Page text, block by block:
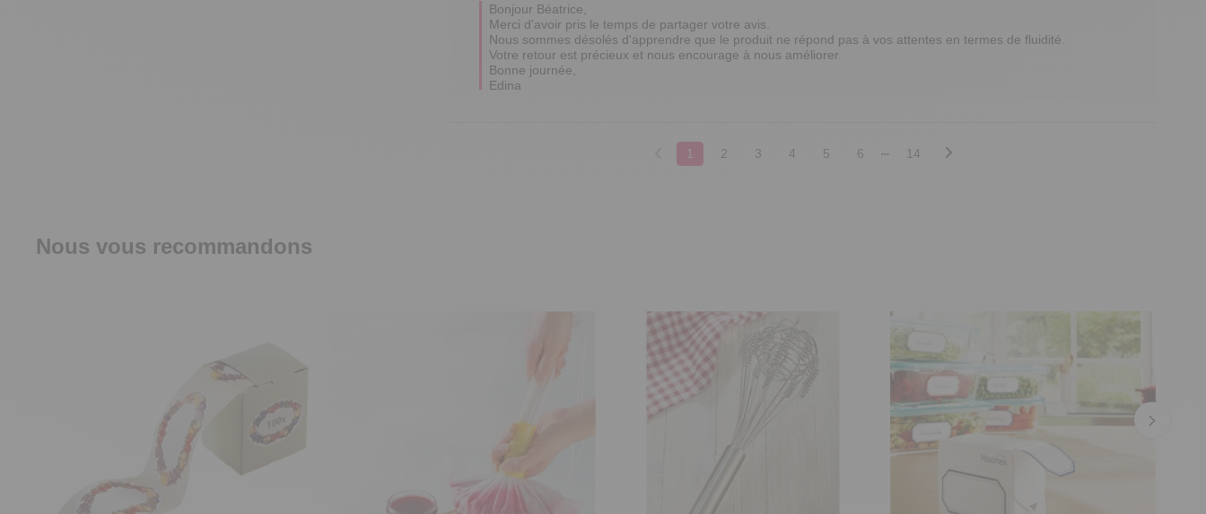
Bonjour Béatrice,
Merci d'avoir pris le temps de partager votre avis.
Nous sommes désolés d'apprendre que le produit ne répond pas à vos attentes en termes de fluidité.
Votre retour est précieux et nous encourage à nous améliorer.
Bonne journée,
Edina
1 2 3 4 5 6 14
Nous vous recommandons